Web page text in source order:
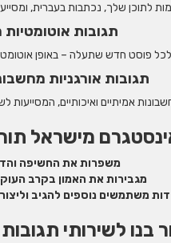
לתוכן שלך, נכתבות בעברית,
תגובות
לכל פוסט חדש שתעלה – באופן
תגובות אורגניות
אמיתיים ואיכותיים,
מישראל
משפרות את החשיפה
מגבירות את האמון בקרב
משתמשים נוספים להגיב
בנו לשירותי